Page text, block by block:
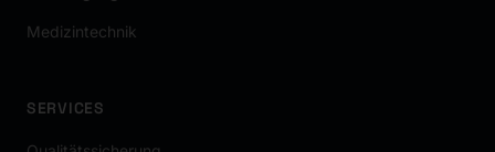
Medizintechnik
SERVICES